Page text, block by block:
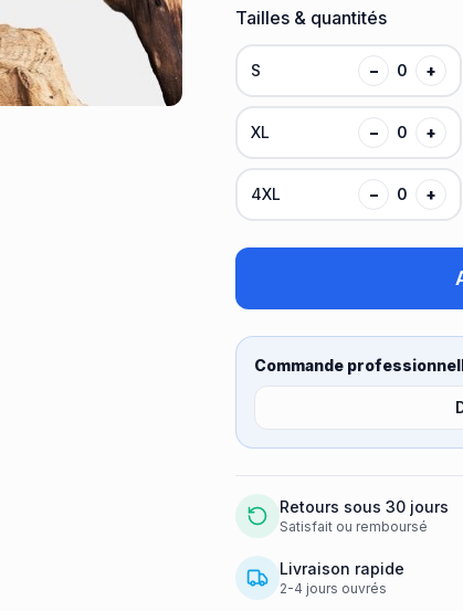
Tailles & quantités
S − 0 +
XL − 0 +
4XL − 0 +
Commande
Retours sous 30 jours
Satisfait ou remboursé
Livraison rapide
2-4 jours ouvrés